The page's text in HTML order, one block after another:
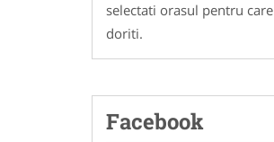
selectati orasul pentru care
doriti.
Facebook